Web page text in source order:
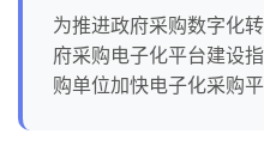
为推进政府采购数字化
府采购电子化平台建设
购单位加快电子化采购